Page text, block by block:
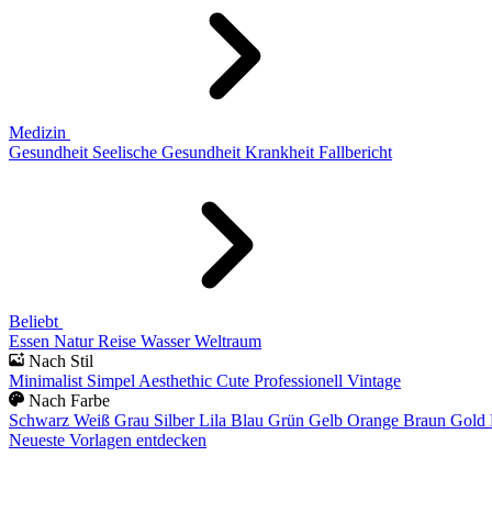
Medizin
Gesundheit Seelische Gesundheit Krankheit Fallbericht
Beliebt
Essen Natur Reise Wasser Weltraum
Nach Stil
Minimalist Simpel Aesthethic Cute Professionell Vintage
Nach Farbe
Schwarz Weiß Grau Silber Lila Blau Grün Gelb Orange Braun Gold
Neueste Vorlagen entdecken